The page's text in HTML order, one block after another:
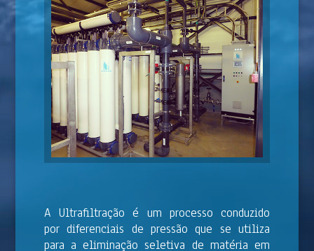
A Ultrafiltração é um processo conduzido
por diferenciais de pressão que se utiliza
para a eliminação seletiva de matéria em